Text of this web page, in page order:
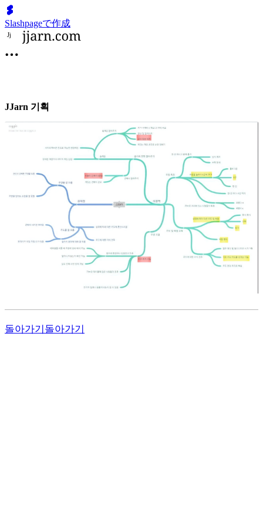
Slashpageで作成
Jj
JJarn 기획
돌아가기 돌아가기